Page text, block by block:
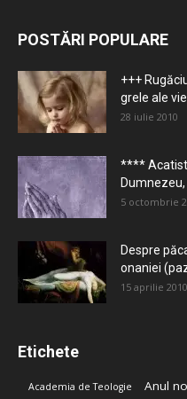
POSTĂRI POPULARE
+++
grele ale
28 iulie 2010
****
5 octombrie
Despre
onaniei
15 aprilie 2010
Etichete
Academia de Teologie Anul